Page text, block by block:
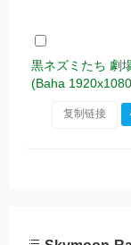
黒ネズミたち 劇
(Baha
复制链接